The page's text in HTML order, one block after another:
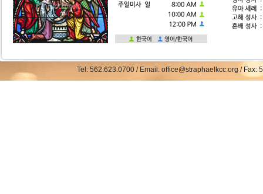
Tel: 562.623.0700 / Email: office@straphaelkcc.org /